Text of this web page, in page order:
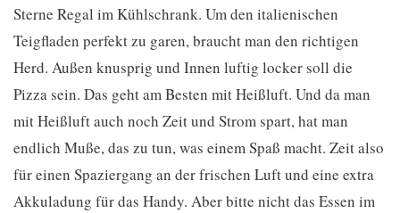
Sterne Regal im Kühlschrank. Um den italienischen
Teigfladen perfekt zu garen, braucht man den richtigen
Herd. Außen knusprig und Innen luftig locker soll die
Pizza sein. Das geht am Besten mit Heißluft. Und da man
mit Heißluft auch noch Zeit und Strom spart, hat man
endlich Muße, das zu tun, was einem Spaß macht. Zeit also
für einen Spaziergang an der frischen Luft und eine extra
Akkuladung für das Handy. Aber bitte nicht das Essen im